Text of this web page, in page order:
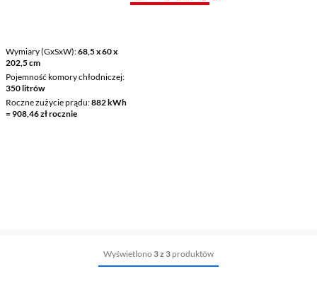
Wymiary (GxSxW) 68,5 x 60 x
202,5 cm
Pojemność komory chłodniczej
350 litrów
Roczne zużycie prądu 882 kWh
= 908,46 zł rocznie
Wyświetlono 3 z 3 produktów